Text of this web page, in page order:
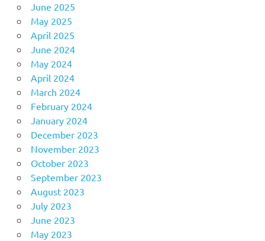
June 2025
May 2025
April 2025
June 2024
May 2024
April 2024
March 2024
February 2024
January 2024
December 2023
November 2023
October 2023
September 2023
August 2023
July 2023
June 2023
May 2023